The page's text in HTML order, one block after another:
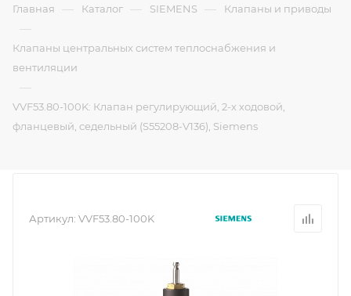
Главная — Каталог — SIEMENS — Клапаны и приводы
—
Клапаны центральных систем теплоснабжения и
вентиляции
—
VVF53.80-100K: Клапан регулирующий, 2-х ходовой,
фланцевый, седельный (S55208-V136), Siemens
Артикул: VVF53.80-100K